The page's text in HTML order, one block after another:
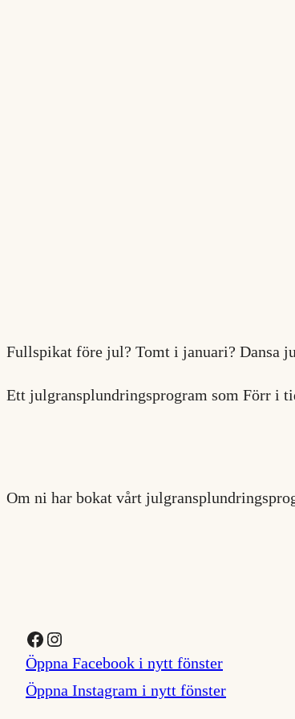
Fullspikat före jul? Tomt i januari? Dansa
Ett julgransplundringsprogram som Förr i
Om ni har bokat vårt
Facebook
Instagram
Öppna Facebook i nytt fönster
Öppna Instagram i nytt fönster